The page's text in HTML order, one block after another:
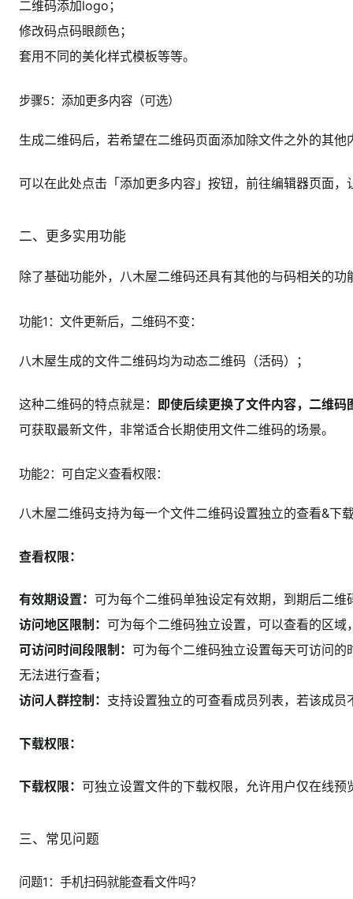
二维码添加logo；
修改码点码眼颜色；
套用不同的美化样式模板等等。
步骤5：添加更多内容（可选）
生成二维码后，若希望在二维码页面添加除文件之外的其
可以在此处点击「添加更多内容」按钮，前往编辑器页面
二、更多实用功能
除了基础功能外，八木屋二维码还具有其他的与码相关的功
功能1：文件更新后，二维码不变：
八木屋生成的文件二维码均为动态二维码（活码）；
这种二维码的特点就是： 即使后续更换了文件内容，二维码
可获取最新文件，非常适合长期使用文件二维码的场景。
功能2：可自定义查看权限：
八木屋二维码支持为每一个文件二维码设置独立的查看&下
查看权限：
有效期设置： 可为每个二维码单独设定有效期，到期后二维
访问地区限制： 可为每个二维码独立设置，可以查看的区域
可访问时间段限制： 可为每个二维码独立设置每天可访问
无法进行查看；
访问人群控制： 支持设置独立的可查看成员列表，若该成
下载权限：
下载权限： 可独立设置文件的下载权限，允许用户仅在线预
三、常见问题
问题1：手机扫码就能查看文件吗？